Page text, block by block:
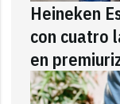
Heineken
con cuatro
en